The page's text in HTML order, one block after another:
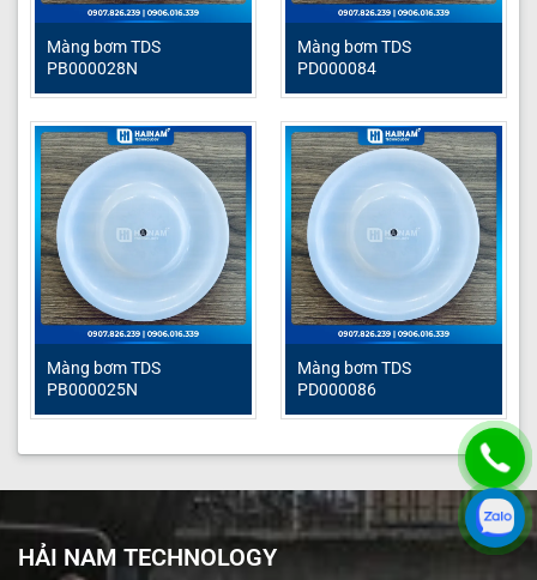
Màng bơm TDS
PB000028N
Màng bơm TDS
PD000084
Màng bơm TDS
PB000025N
Màng bơm TDS
PD000086
HẢI NAM TECHNOLOGY